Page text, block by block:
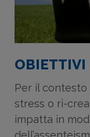
OBIETTIVI
Per il
stress o ri-
impatta in